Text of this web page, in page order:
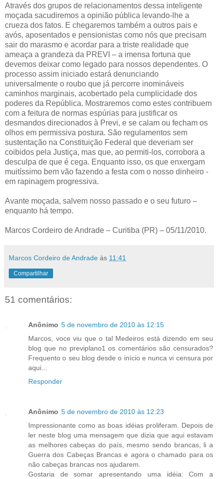
Através dos grupos de relacionamentos dessa inteligente
moçada sacudiremos a opinião pública levando-lhe a
crueza dos fatos. E chegaremos também a outros pais e
avós, aposentados e pensionistas como nós que precisam
sair do marasmo e acordar para a triste realidade que
ameaça a grandeza da PREVI – a imensa fortuna que
devemos deixar como legado para nossos dependentes. O
processo assim iniciado estará denunciando
universalmente o roubo que já percorre inomináveis
caminhos marginais, acobertado pela cumplicidade dos
poderes da República. Mostraremos como estes contribuem
com a feitura de normas espúrias para justificar os
desmandos direcionados à Previ, e se calam ou fecham os
olhos em permissiva postura. São regulamentos sem
sustentação na Constituição Federal que deveriam ser
coibidos pela Justiça, mas que, ao permiti-los, corrobora a
desculpa de que é cega. Enquanto isso, os que enxergam
muitíssimo bem vão fazendo a festa com o nosso dinheiro -
em rapinagem progressiva.
Avante moçada, salvem nosso passado e o seu futuro –
enquanto há tempo.
Marcos Cordeiro de Andrade – Curitiba (PR) – 05/11/2010.
Marcos Cordeiro de Andrade às 11:41
Compartilhar
51 comentários:
Anônimo 5 de novembro de 2010 às 12:15
Marcos, voce viu que o tal Medeiros está dizendo em seu
blog que no previplano1 os comentários são censurados?
Frequento o seu blog desde o início e nunca vi censura por
aqui...
Responder
Anônimo 5 de novembro de 2010 às 12:23
Impressionante como as boas idéias proliferam. Depois de
ler neste blog uma mensagem que dizia que aqui estavam
as melhores cabeças do país, mesmo sendo brancas, li a
Guerra dos Cabeças Brancas e agora o chamado para os
não cabeças brancas nos ajudarem.
Gostaria de somar apresentando uma idéia: Com a